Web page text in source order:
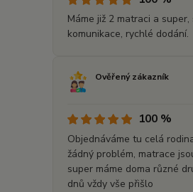
Máme již 2 matraci a super,
komunikace, rychlé dodání.
Ověřený zákazník
100 %
Objednáváme tu celá
žádný problém, matrace
super máme doma různé
dnů vždy vše přišlo